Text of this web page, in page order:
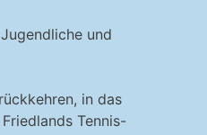
und
in das
Tennis-